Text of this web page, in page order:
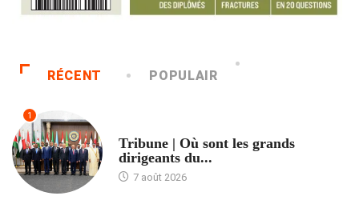
RÉCENT POPULAIR
1
Tribune | Où sont les grands
dirigeants du...
7 août 2026